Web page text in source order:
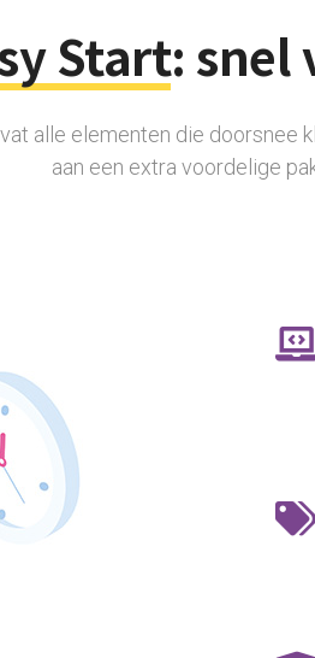
Start: snel
alle elementen die doorsnee
aan een extra voordelige